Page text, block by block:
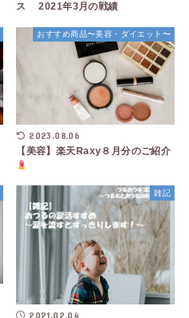
ス 2021年3月の戦績
おすすめ商品〜美容・ダイエット〜
2023.08.06
【美容】楽天Raxy８月分のご紹介
雑記
2021.02.04